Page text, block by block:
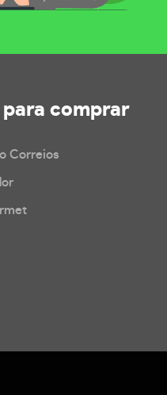
para comprar
Correios